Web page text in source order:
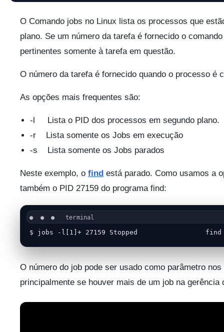
O Comando jobs no Linux lista os processos que
plano. Se um número da tarefa é fornecido o
pertinentes somente à tarefa em questão.
O número da tarefa é fornecido quando o processo é
As opções mais frequentes são:
-l Lista o PID dos processos em segundo plano.
-r Lista somente os Jobs em execução
-s Lista somente os Jobs parados
Neste exemplo, o find está parado. Como usamos a
também o PID 27159 do programa find:
$ jobs -l[1]+ 27159 Stopped
O número do job pode ser usado como parâmetro
principalmente se houver mais de um job na gerência